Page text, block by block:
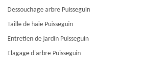
Dessouchage arbre Puisseguin
Taille de haie Puisseguin
Entretien de jardin Puisseguin
Elagage d'arbre Puisseguin